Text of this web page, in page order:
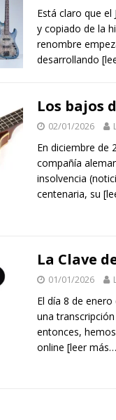
Está claro que
y copiado de la
renombre
desarrollando
Los bajos
02/01/2026
En diciembre de
compañía
insolvencia
centenaria, su
La Clave
01/01/2026
El día 8 de
una
entonces,
online [leer